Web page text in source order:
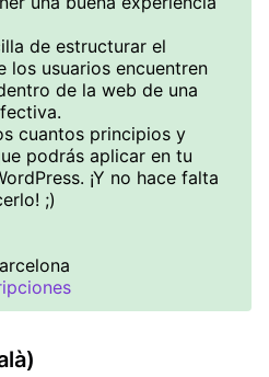
de estructurar el
los usuarios encuentren
de la web de una
cuantos principios y
podrás aplicar en tu
¡Y no hace falta
;)